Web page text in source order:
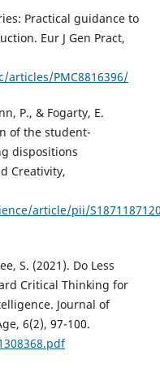
Practical guidance to
Eur J Gen Pract,
PMC8816396/
P., & Fogarty, E.
of the student-
dispositions
Creativity,
article/pii/
S. (2021). Do Less
Critical Thinking for
Journal of
6(2), 97-100.